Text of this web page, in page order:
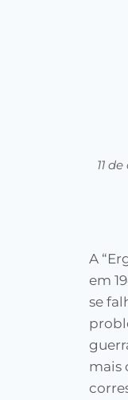
11
A
em
se
mais